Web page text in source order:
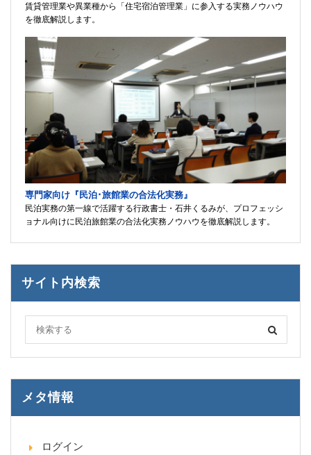
賃貸管理業や異業種から「住宅宿泊管理業」に参入する実務ノウハウ
を徹底解説します。
専門家向け『民泊･旅館業の合法化実務』
民泊実務の第一線で活躍する行政書士・石井くるみが、プロフェッシ
ョナル向けに民泊旅館業の合法化実務ノウハウを徹底解説します。
サイト内検索
メタ情報
ログイン